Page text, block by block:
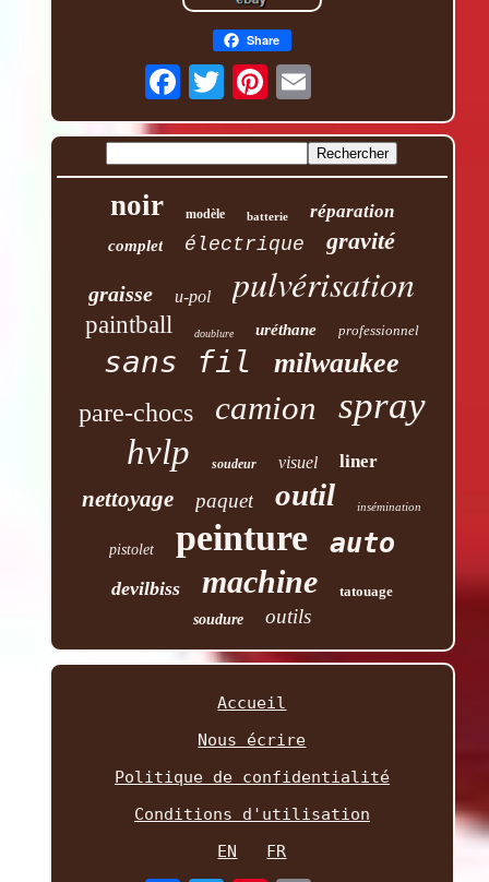
Share
noir modèle batterie réparation
complet électrique gravité
graisse u-pol pulvérisation
paintball doublure uréthane professionnel
sans fil milwaukee
pare-chocs camion spray
hvlp soudeur visuel liner
nettoyage paquet outil insémination
pistolet peinture auto
devilbiss machine
tatouage
soudure
outils
Accueil
Nous écrire
Politique de confidentialité
Conditions d'utilisation
EN
FR